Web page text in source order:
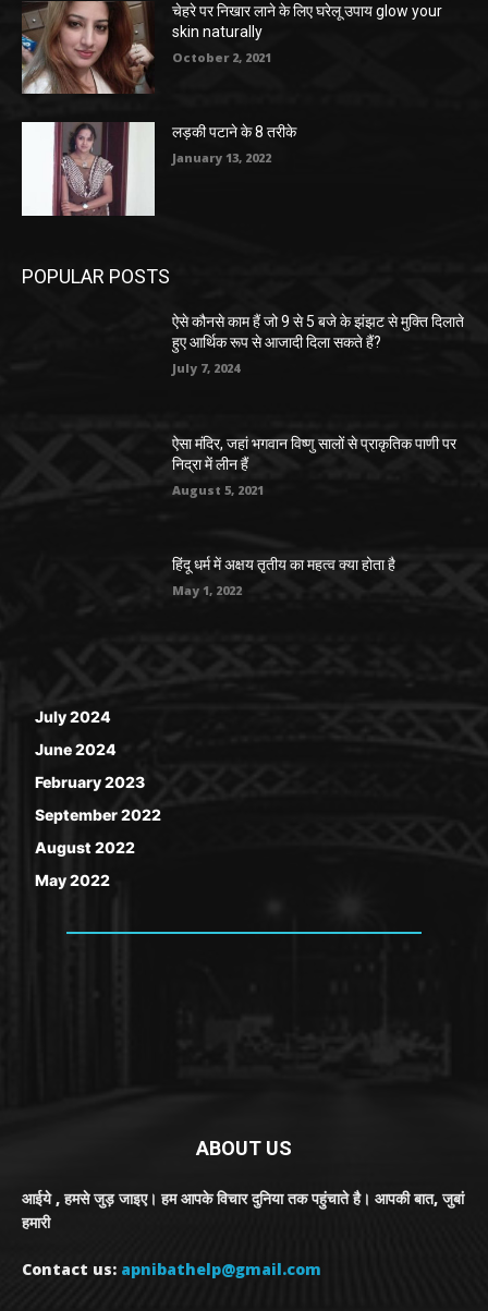
चेहरे पर निखार लाने के लिए घरेलू उपाय glow your
skin naturally
October 2, 2021
लड़की पटाने के 8 तरीके
January 13, 2022
POPULAR POSTS
ऐसे कौनसे काम हैं जो 9 से 5 बजे के झंझट से मुक्ति दिलाते
हुए आर्थिक रूप से आजादी दिला सकते हैं?
July 7, 2024
ऐसा मंदिर, जहां भगवान विष्णु सालों से प्राकृतिक पाणी पर
निद्रा में लीन हैं
August 5, 2021
हिंदू धर्म में अक्षय तृतीय का महत्व क्या होता है
May 1, 2022
July 2024
June 2024
February 2023
September 2022
August 2022
May 2022
ABOUT US
आईये , हमसे जुड़ जाइए। हम आपके विचार दुनिया तक पहुंचाते है। आपकी बात, जुबां
हमारी
Contact us: apnibathelp@gmail.com